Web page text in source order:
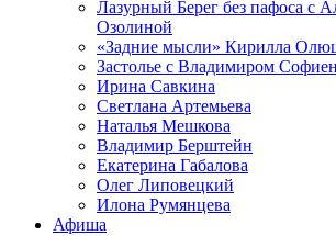
Лазурный Берег без пафоса с
Озолиной
«Задние мысли» Кирилла
Застолье с Владимиром
Ирина Савкина
Светлана Артемьева
Наталья Мешкова
Владимир Берштейн
Екатерина Габалова
Олег Липовецкий
Илона Румянцева
Афиша